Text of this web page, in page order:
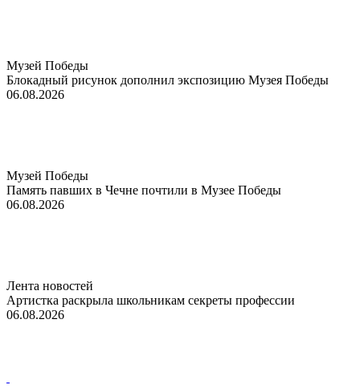
Музей Победы
Блокадный рисунок дополнил экспозицию Музея Победы
06.08.2026
Музей Победы
Память павших в Чечне почтили в Музее Победы
06.08.2026
Лента новостей
Артистка раскрыла школьникам секреты профессии
06.08.2026